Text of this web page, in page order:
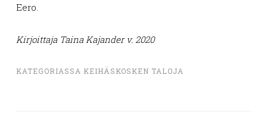
Eero.
Kirjoittaja Taina Kajander v. 2020
KATEGORIASSA KEIHÄSKOSKEN TALOJA